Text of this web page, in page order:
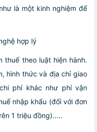
là một kinh nghiệm để
hợp lý
thuế theo luật hiện hành.
hình thức và địa chỉ giao
phí khác như phí vận
nhập khẩu (đối với đơn
1 triệu đồng).....